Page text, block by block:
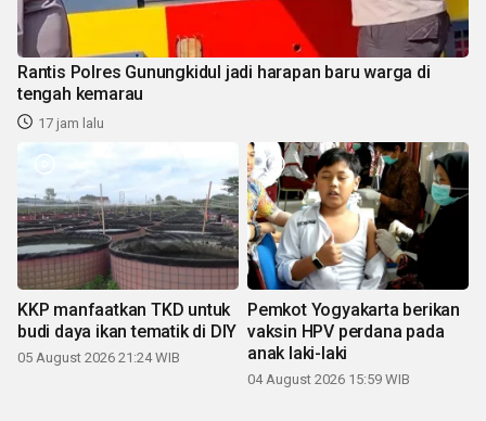
Rantis Polres Gunungkidul jadi harapan baru warga di
tengah kemarau
17 jam lalu
KKP manfaatkan TKD untuk
budi daya ikan tematik di DIY
05 August 2026 21:24 WIB
Pemkot Yogyakarta berikan
vaksin HPV perdana pada
anak laki-laki
04 August 2026 15:59 WIB